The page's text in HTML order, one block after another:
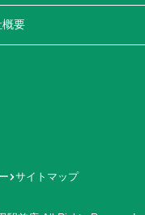
概要
サイトマップ